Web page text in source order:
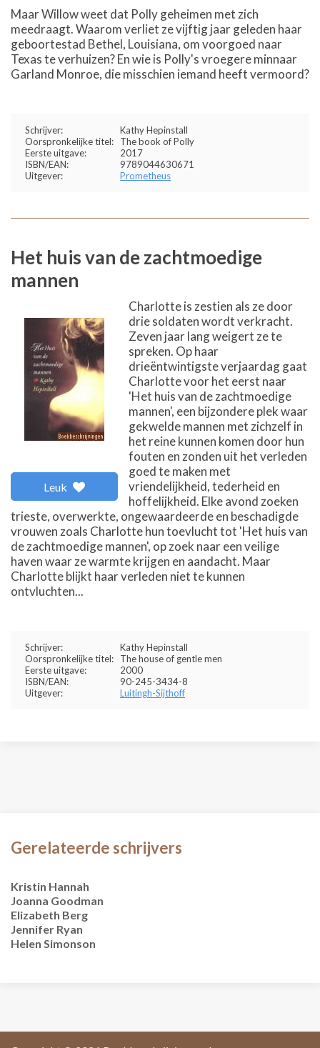
Maar Willow weet dat Polly geheimen met zich
meedraagt. Waarom verliet ze vijftig jaar geleden haar
geboortestad Bethel, Louisiana, om voorgoed naar
Texas te verhuizen? En wie is Polly's vroegere minnaar
Garland Monroe, die misschien iemand heeft vermoord?
Schrijver:
Kathy Hepinstall
Oorspronkelijke titel:
The book of Polly
Eerste uitgave:
2017
ISBN/EAN:
9789044630671
Uitgever:
Prometheus
Het huis van de zachtmoedige
mannen
Leuk
Charlotte is zestien als ze door
drie soldaten wordt verkracht.
Zeven jaar lang weigert ze te
spreken. Op haar
drieëntwintigste verjaardag gaat
Charlotte voor het eerst naar
'Het huis van de zachtmoedige
mannen', een bijzondere plek waar
gekwelde mannen met zichzelf in
het reine kunnen komen door hun
fouten en zonden uit het verleden
goed te maken met
vriendelijkheid, tederheid en
hoffelijkheid. Elke avond zoeken
trieste, overwerkte, ongewaardeerde en beschadigde
vrouwen zoals Charlotte hun toevlucht tot 'Het huis van
de zachtmoedige mannen', op zoek naar een veilige
haven waar ze warmte krijgen en aandacht. Maar
Charlotte blijkt haar verleden niet te kunnen
ontvluchten...
Schrijver:
Kathy Hepinstall
Oorspronkelijke titel:
The house of gentle men
Eerste uitgave:
2000
ISBN/EAN:
90-245-3434-8
Uitgever:
Luitingh-Sijthoff
Gerelateerde schrijvers
Kristin Hannah
Joanna Goodman
Elizabeth Berg
Jennifer Ryan
Helen Simonson